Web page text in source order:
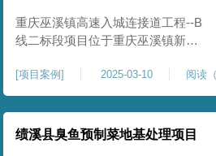
段，分区分段施工，投入强夯设备3
重庆巫溪镇高速入城连接道工程--B
线二标段项目位于重庆巫溪镇新建
形成，回填完成，强夯施工一次，
极大考验我司与土方单位交叉施工
能力。每标段强夯施工完成，现场
工程师组织三方验收一次，确认工
[项目案例] 2025-03-10 阅读
绩溪县臭鱼预制菜地基处理项目